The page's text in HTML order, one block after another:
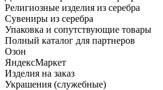
Религиозные изделия из серебра
Сувениры из серебра
Упаковка и сопутствующие товары
Полный каталог для партнеров
Озон
ЯндексМаркет
Изделия на заказ
Украшения (служебные)